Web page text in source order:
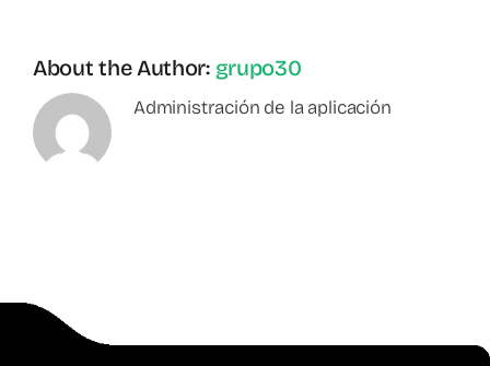
About the Author: grupo30
Administración de la aplicación